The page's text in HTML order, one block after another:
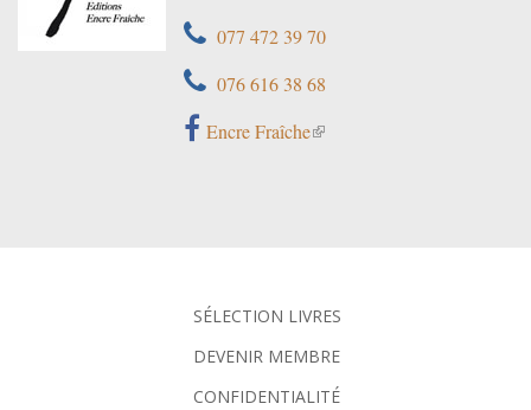
077 472 39 70
076 616 38 68
Encre Fraîche
SÉLECTION LIVRES
DEVENIR MEMBRE
CONFIDENTIALITÉ